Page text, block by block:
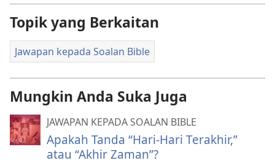
Topik yang Berkaitan
Jawapan kepada Soalan Bible
Mungkin Anda Suka Juga
JAWAPAN KEPADA SOALAN BIBLE
Apakah Tanda “Hari-Hari Terakhir,”
atau “Akhir Zaman”?